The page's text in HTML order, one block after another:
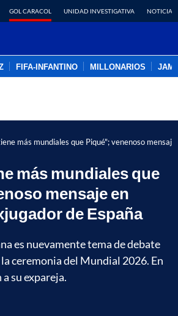
GOL CARACOL UNIDAD INVESTIGATIVA NOTICIAS
FIFA-INFANTINO MILLONARIOS
más mundiales que Piqué"; venenoso
más mundiales que
mensaje en
de España
es nuevamente tema de debate
ceremonia del Mundial 2026. En
su expareja.